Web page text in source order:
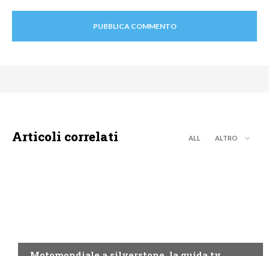
Articoli correlati ALL ALTRO